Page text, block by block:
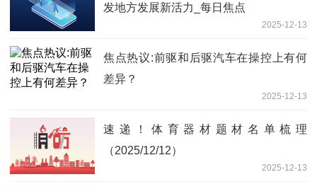
发地方发展新活力_每日焦点
2025-12-13
焦点热议:前驱和后驱汽车在操控上有何
差异？
2025-12-13
速递！体育器材题材名单梳理
（2025/12/12）
2025-12-13